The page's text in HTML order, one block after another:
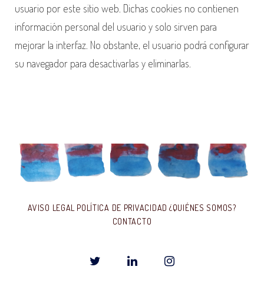
usuario por este sitio web. Dichas cookies no contienen
información personal del usuario y solo sirven para
mejorar la interfaz. No obstante, el usuario podrá configurar
su navegador para desactivarlas y eliminarlas.
AVISO LEGAL POLÍTICA DE PRIVACIDAD ¿QUIÉNES SOMOS?
CONTACTO